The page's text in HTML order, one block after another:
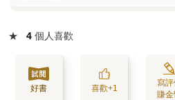
★ 4 個人喜歡
好書 喜歡+1
寫
賺